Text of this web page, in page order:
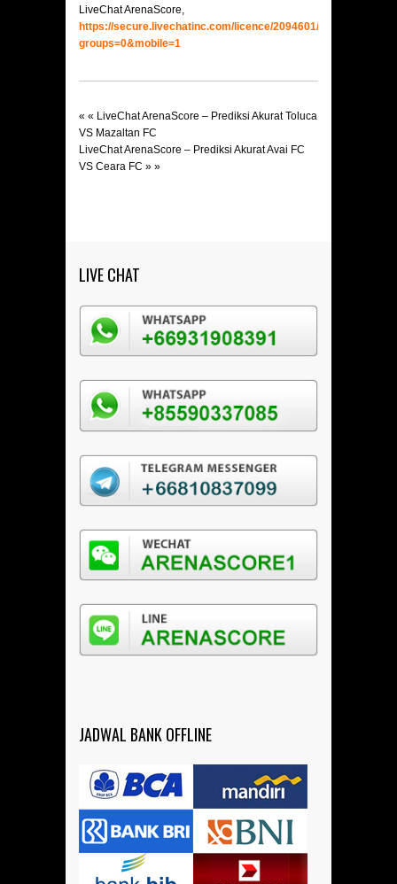
LiveChat ArenaScore,
https://secure.livechatinc.com/licence/2094601/v2/
groups=0&mobile=1
« « LiveChat ArenaScore – Prediksi Akurat Toluca
VS Mazaltan FC
LiveChat ArenaScore – Prediksi Akurat Avai FC
VS Ceara FC » »
LIVE CHAT
JADWAL BANK OFFLINE